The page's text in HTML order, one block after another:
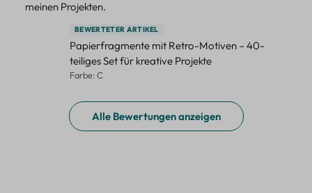
meinen Projekten.
BEWERTETER ARTIKEL
Papierfragmente mit Retro-Motiven – 40-
teiliges Set für kreative Projekte
Farbe: C
Alle Bewertungen anzeigen